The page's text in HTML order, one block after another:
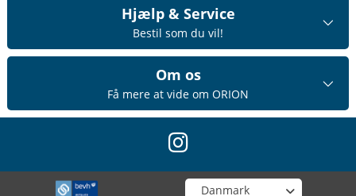
Hjælp & Service
Bestil som du vil!
Om os
Få mere at vide om ORION
instagram
Vælg din butik